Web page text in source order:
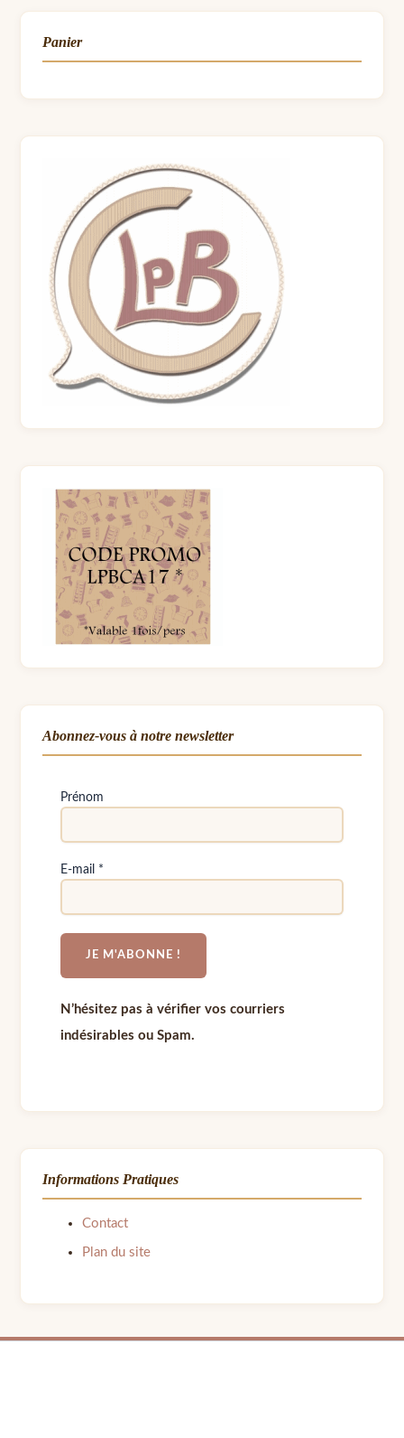
Panier
Abonnez-vous à notre newsletter
Prénom
E-mail *
N’hésitez pas à vérifier vos courriers
indésirables ou Spam.
Informations Pratiques
Contact
Plan du site